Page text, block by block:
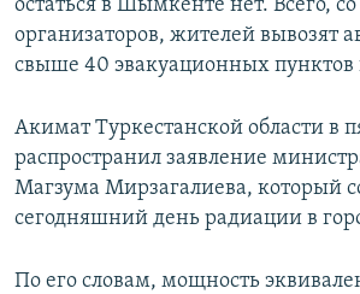
остаться в Шымкенте нет. Всего, со
организаторов, жителей вывозят
свыше 40 эвакуационных
Акимат Туркестанской области в
распространил заявление
Магзума Мирзагалиева, который
сегодняшний день радиации в
По его словам, мощность